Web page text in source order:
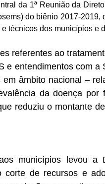
da 1ª Reunião da
do biênio 2017-2019,
técnicos dos municípios e
referentes ao
e entendimentos com a
âmbito nacional –
da doença por
reduziu o montante
municípios levou
de recursos e